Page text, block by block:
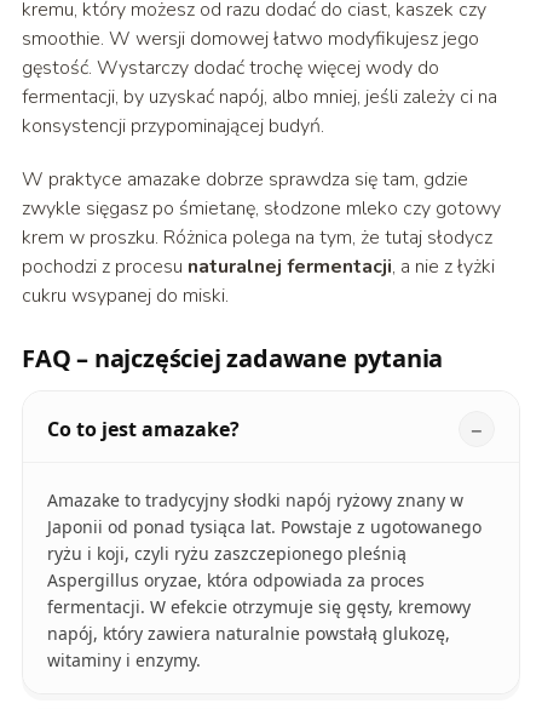
kremu, który możesz od razu dodać do ciast, kaszek czy
smoothie. W wersji domowej łatwo modyfikujesz jego
gęstość. Wystarczy dodać trochę więcej wody do
fermentacji, by uzyskać napój, albo mniej, jeśli zależy ci na
konsystencji przypominającej budyń.
W praktyce amazake dobrze sprawdza się tam, gdzie
zwykle sięgasz po śmietanę, słodzone mleko czy gotowy
krem w proszku. Różnica polega na tym, że tutaj słodycz
pochodzi z procesu naturalnej fermentacji, a nie z łyżki
cukru wsypanej do miski.
FAQ – najczęściej zadawane pytania
Co to jest amazake?
Amazake to tradycyjny słodki napój ryżowy znany w
Japonii od ponad tysiąca lat. Powstaje z ugotowanego
ryżu i koji, czyli ryżu zaszczepionego pleśnią
Aspergillus oryzae, która odpowiada za proces
fermentacji. W efekcie otrzymuje się gęsty, kremowy
napój, który zawiera naturalnie powstałą glukozę,
witaminy i enzymy.